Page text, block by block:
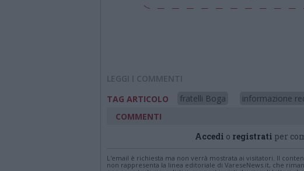
LEGGI I COMMENTI
TAG ARTICOLO
fratelli Boga
informazione
COMMENTI
Accedi o registrati per
L'email è richiesta ma non verrà mostrata ai visitatori. Il
non rappresenta la linea editoriale di VareseNews.it, che